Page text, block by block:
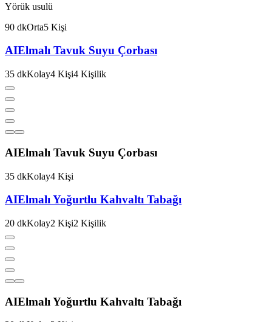
Yörük usulü
90 dkOrta5 Kişi
AIElmalı Tavuk Suyu Çorbası
35 dkKolay4 Kişi4 Kişilik
AIElmalı Tavuk Suyu Çorbası
35 dkKolay4 Kişi
AIElmalı Yoğurtlu Kahvaltı Tabağı
20 dkKolay2 Kişi2 Kişilik
AIElmalı Yoğurtlu Kahvaltı Tabağı